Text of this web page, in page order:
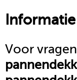
Voor